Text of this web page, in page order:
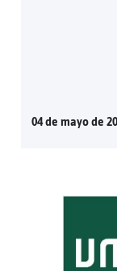
04 de mayo de